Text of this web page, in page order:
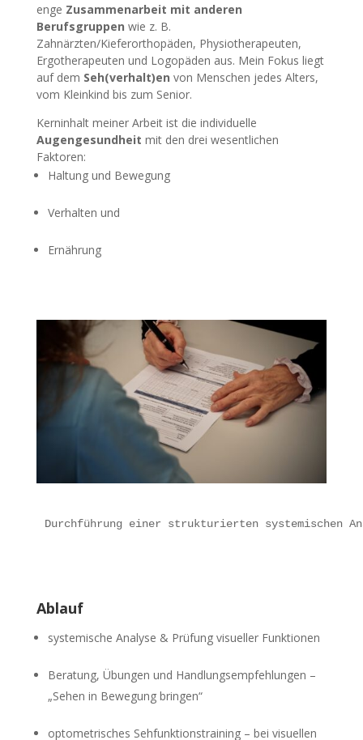
enge Zusammenarbeit mit anderen
Berufsgruppen wie z. B.
Zahnärzten/Kieferorthopäden, Physiotherapeuten,
Ergotherapeuten und Logopäden aus. Mein Fokus liegt
auf dem Seh(verhalt)en von Menschen jedes Alters,
vom Kleinkind bis zum Senior.
Kerninhalt meiner Arbeit ist die individuelle
Augengesundheit mit den drei wesentlichen
Faktoren:
Haltung und Bewegung
Verhalten und
Ernährung
Durchführung einer strukturierten systemischen
Ablauf
systemische Analyse & Prüfung visueller Funktionen
Beratung, Übungen und Handlungsempfehlungen –
„Sehen in Bewegung bringen“
optometrisches Sehfunktionstraining – bei visuellen